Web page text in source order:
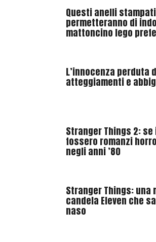
Questi anelli
permetteranno di
mattoncino lego
L’innocenza perduta
atteggiamenti e
Stranger Things 2:
fossero romanzi
negli anni ’80
Stranger Things: una
candela Eleven che
naso